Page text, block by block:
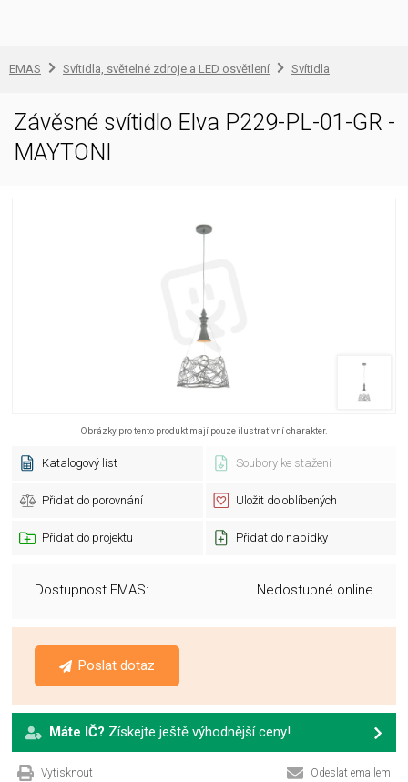
EMAS Svítidla, světelné zdroje a LED osvětlení Svítidla
Závěsné svítidlo Elva P229-PL-01-GR -
MAYTONI
Obrázky pro tento produkt mají pouze ilustrativní charakter.
Katalogový list Soubory ke stažení
Přidat do porovnání Uložit do oblíbených
Přidat do projektu Přidat do nabídky
Dostupnost EMAS: Nedostupné online
Poslat dotaz
Máte IČ? Získejte ještě výhodnější ceny!
Vytisknout Odeslat emailem